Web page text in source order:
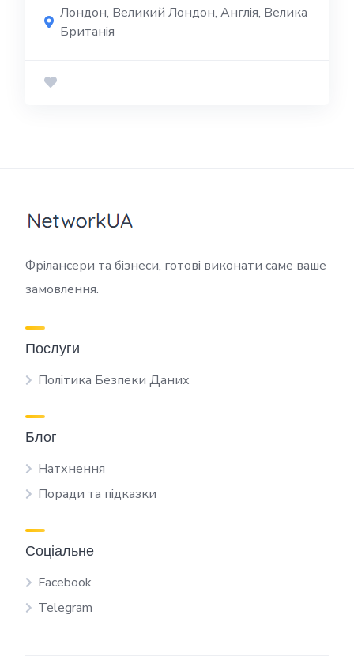
Лондон, Великий Лондон, Англія, Велика
Британія
Фрілансери та бізнеси, готові виконати саме ваше
замовлення.
Послуги
Політика Безпеки Даних
Блог
Натхнення
Поради та підказки
Соціальне
Facebook
Telegram